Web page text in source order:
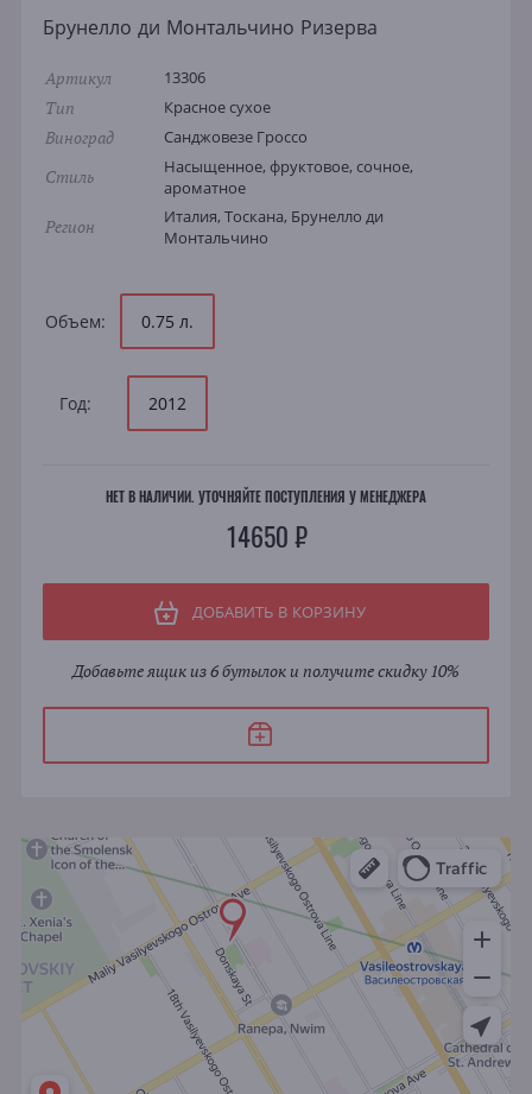
Брунелло ди Монтальчино Ризерва
Артикул 13306
Тип Красное сухое
Виноград Санджовезе Гроссо
Стиль
Насыщенное, фруктовое, сочное,
ароматное
Регион
Италия, Тоскана, Брунелло ди
Монтальчино
Объем: 0.75 л.
Год: 2012
НЕТ В НАЛИЧИИ. УТОЧНЯЙТЕ ПОСТУПЛЕНИЯ У МЕНЕДЖЕРА
14650 ₽
ДОБАВИТЬ В КОРЗИНУ
Добавьте ящик из 6 бутылок и получите скидку 10%